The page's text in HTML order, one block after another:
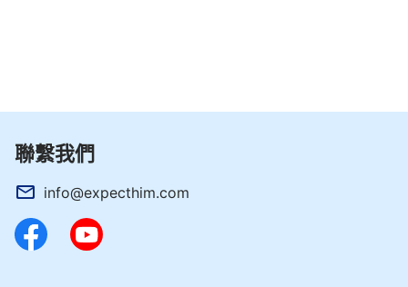
聯繫我們
info@expecthim.com